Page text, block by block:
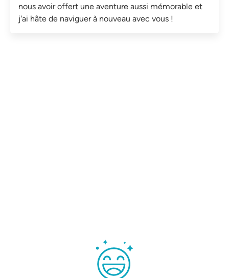
nous avoir offert une aventure aussi mémorable et
j'ai hâte de naviguer à nouveau avec vous !